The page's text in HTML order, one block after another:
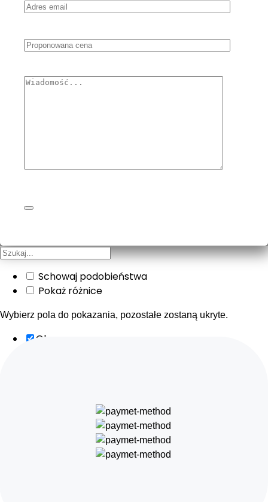
Schowaj podobieństwa
Pokaż różnice
Wybierz pola do pokazania, pozostałe zostaną ukryte.
Obraz
Dodaj do koszyka